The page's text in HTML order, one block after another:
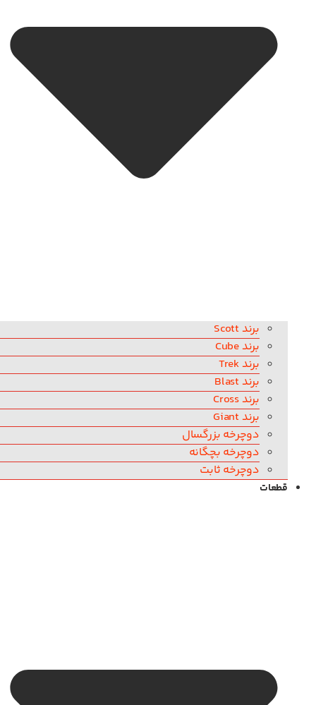
برند Scott
برند Cube
برند Trek
برند Blast
برند Cross
برند Giant
دوچرخه بزرگسال
دوچرخه بچگانه
دوچرخه ثابت
قطعات